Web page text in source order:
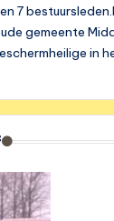
7
gemeente
in